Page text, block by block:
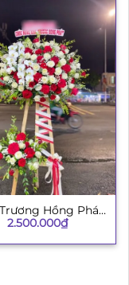
Hồng Phát
002
2.500.000₫